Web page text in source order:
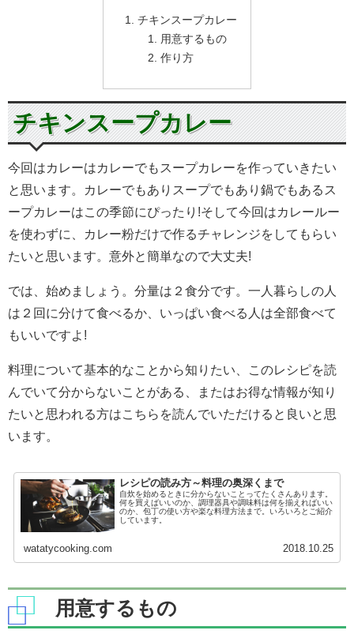
チキンスープカレー
用意するもの
作り方
チキンスープカレー
今回はカレーはカレーでもスープカレーを作っていきたい
と思います。カレーでもありスープでもあり鍋でもあるス
ープカレーはこの季節にぴったり!そして今回はカレールー
を使わずに、カレー粉だけで作るチャレンジをしてもらい
たいと思います。意外と簡単なので大丈夫!
では、始めましょう。分量は２食分です。一人暮らしの人
は２回に分けて食べるか、いっぱい食べる人は全部食べて
もいいですよ!
料理について基本的なことから知りたい、このレシピを読
んでいて分からないことがある、またはお得な情報が知り
たいと思われる方はこちらを読んでいただけると良いと思
います。
レシピの読み方～料理の奥深くまで
自炊を始めるときに分からないことってたくさんあります。
何を買えばいいのか、調理器具や調味料は何を揃えればいい
のか、包丁の使い方や楽な料理方法まで。いろいろとご紹介
しています。
watatycooking.com 2018.10.25
用意するもの